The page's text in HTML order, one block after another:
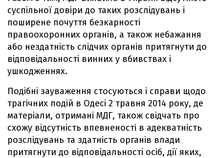
суспільної довіри до таких розслідувань і
поширене почуття безкарності
правоохоронних органів, а також небажання
або нездатність слідчих органів притягнути до
відповідальності винних у вбивствах і
ушкодженнях.
Подібні зауваження стосуються і справи щодо
трагічних подій в Одесі 2 травня 2014 року, де
матеріали, отримані МДГ, також свідчать про
схожу відсутність впевненості в адекватність
розслідувань та здатність органів влади
притягнути до відповідальності осіб, дії яких,